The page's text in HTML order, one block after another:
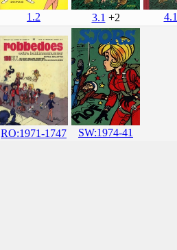
1.2 3.1 +2 4.1
RO:1971-1747 SW:1974-41